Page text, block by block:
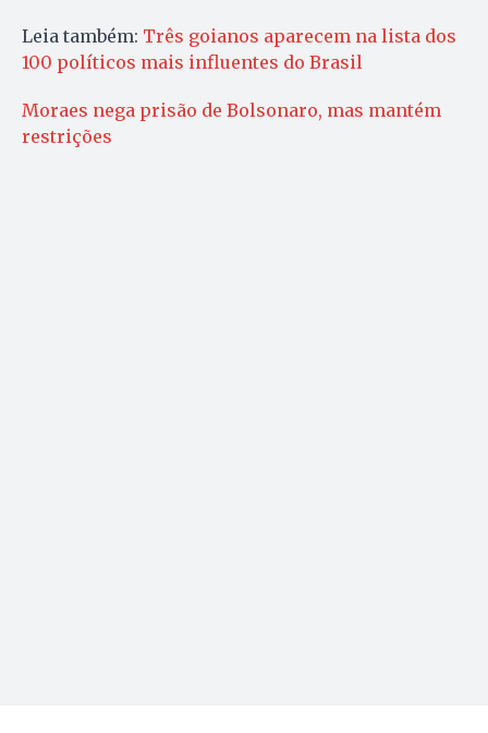
Leia também: Três goianos aparecem na lista dos
100 políticos mais influentes do Brasil
Moraes nega prisão de Bolsonaro, mas mantém
restrições